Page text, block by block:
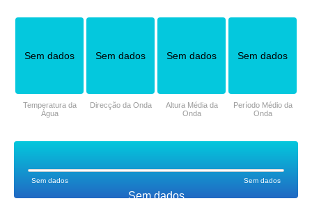
Sem dados
Sem dados Sem dados
Sem dados
Temperatura da
Água
Sem dados
Direcção da Onda
Sem dados
Altura Média da
Onda
Sem dados
Período Médio da
Onda